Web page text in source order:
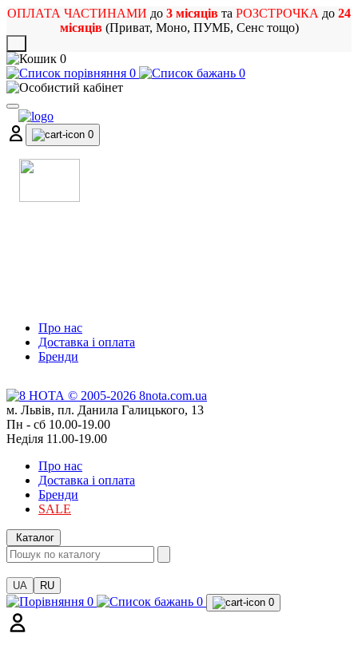
ОПЛАТА ЧАСТИНАМИ до 3 місяців та РОЗСТРОЧКА до 24
місяців(Приват, Моно, ПУМБ, Сенс тощо)
0
0
0
0
Про нас
Доставка і оплата
Бренди
м. Львів, пл. Данила Галицького, 13
Пн - сб 10.00-19.00
Неділя 11.00-19.00
Про нас
Доставка і оплата
Бренди
SALE
Каталог
UA RU
0 0 0